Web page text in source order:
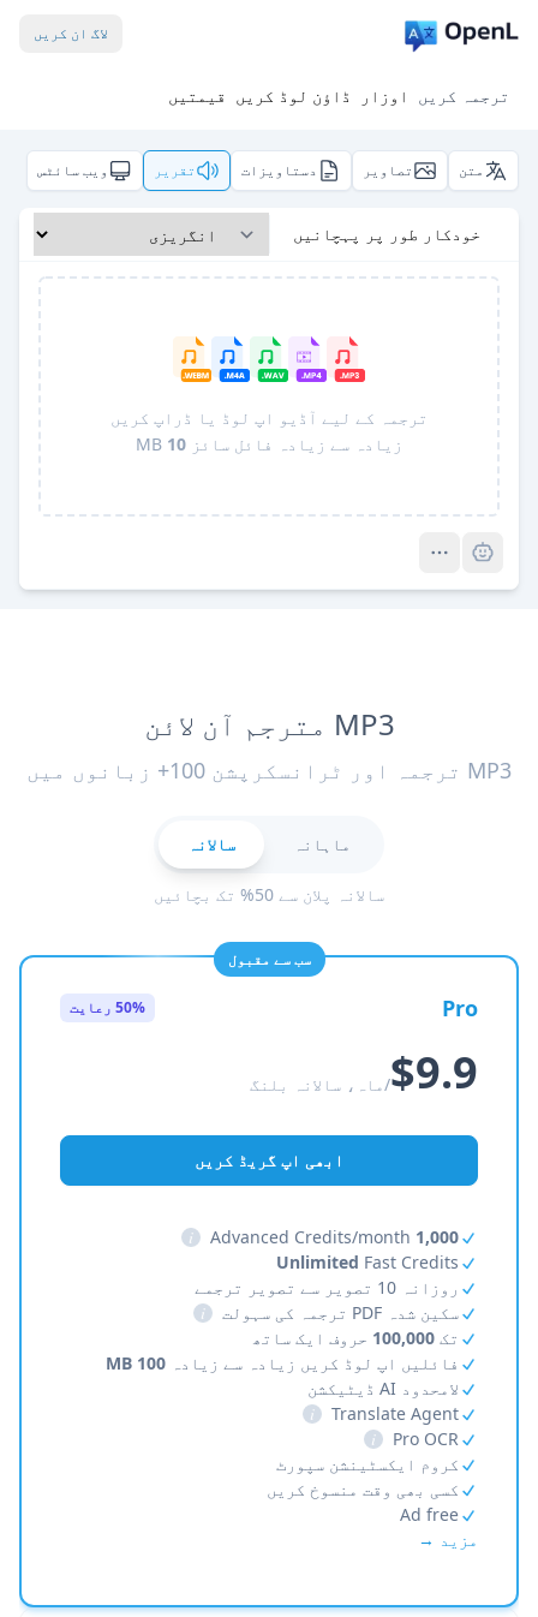
لاگ ان کریں
ترجمہ کریں اوزار ڈاؤن لوڈ کریں قیمتیں
متن تصاویر دستاویزات تقریر ویب سائٹس
خودکار طور پر پہچانیں
ترجمہ کے لیے آڈیو اپ لوڈ یا ڈراپ کریں
زیادہ سے زیادہ فائل سائز 10
MP3 مترجم آن لائن
MP3 ترجمہ اور ٹرانسکرپشن 100+ زبانوں میں
ماہانہ سالانہ
سالانہ پلان سے 50% تک بچائیں
سب سے مقبول
Pro 50% رعایت
$9.9/ماہ، سالانہ بلنگ
ابھی اپ گریڈ کریں
1,000
i
Unlimited Fast Credits
روزانہ 10 تصویر سے تصویر ترجمے
سکین شدہ PDF ترجمہ کی سہولت
i
تک 100,000 حروف ایک ساتھ
فائلیں اپ لوڈ کریں زیادہ سے زیادہ 100 MB
لامحدود AI ڈیٹیکشن
Translate Agent
i
Pro OCR
i
کروم ایکسٹینشن سپورٹ
کسی بھی وقت منسوخ کریں
Ad free
مزید →